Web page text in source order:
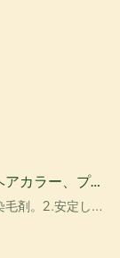
カラー、プロ
剤。2.安定した
然な色合いで正